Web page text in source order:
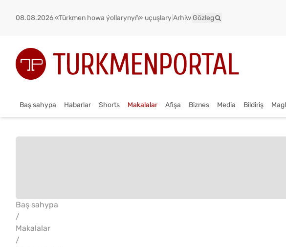
08.08.2026«Türkmen howa ýollarynyň» uçuşlaryArhiw Gözleg
Baş sahypa Habarlar Shorts Makalalar Afişa Biznes Media Bildiriş
Baş sahypa
/
Makalalar
/